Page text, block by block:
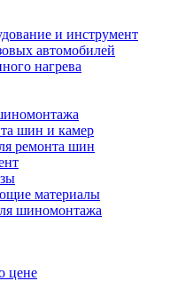
и инструмент
автомобилей
нагрева
шин и камер
ремонта шин
материалы
шиномонтажа
цене